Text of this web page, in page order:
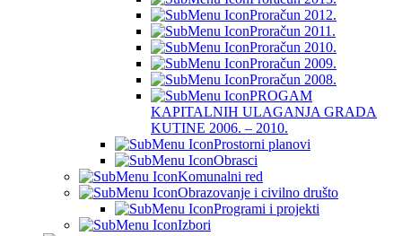
Proračun 2012.
Proračun 2011.
Proračun 2010.
Proračun 2009.
Proračun 2008.
PROGAM
KAPITALNIH ULAGANJA GRADA
KUTINE 2006. – 2010.
Prostorni planovi
Obrasci
Komunalni red
Obrazovanje i civilno društo
Programi i projekti
Izbori